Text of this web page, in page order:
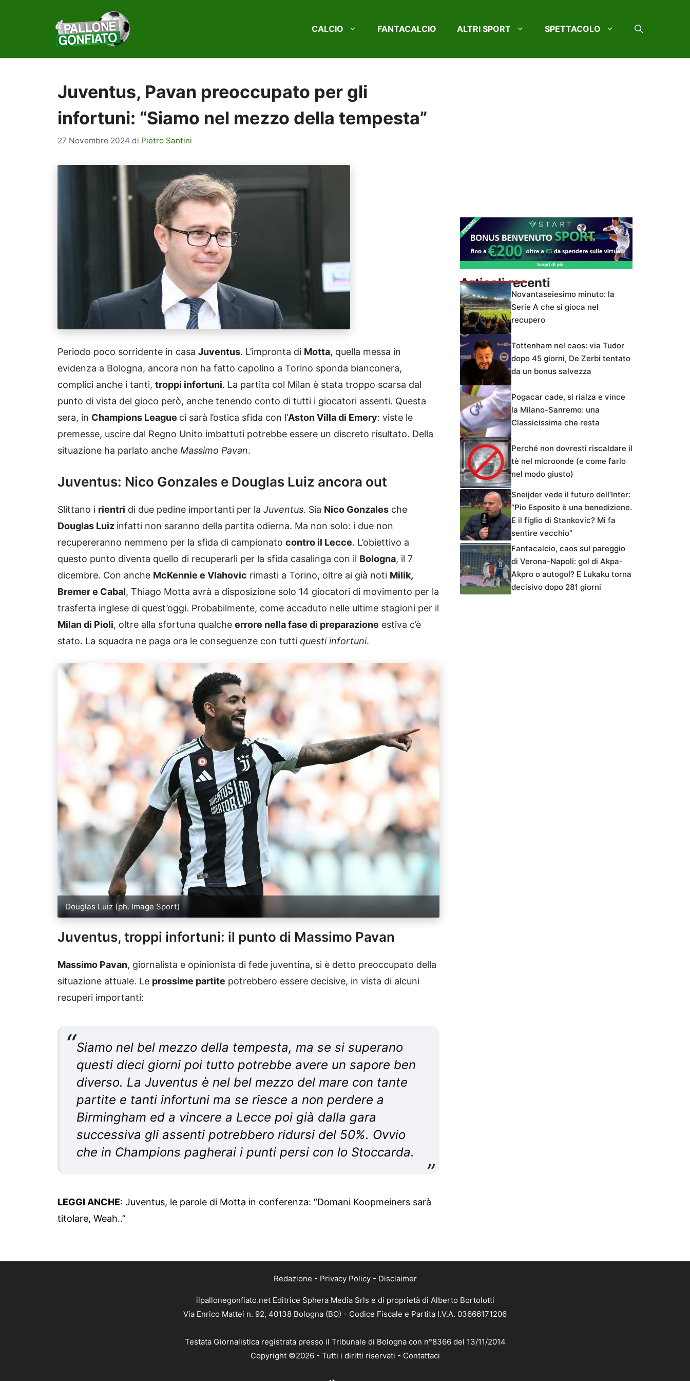
CALCIO FANTACALCIO ALTRI SPORT SPETTACOLO
Juventus, Pavan preoccupato per gli
infortuni: “Siamo nel mezzo della tempesta”
27 Novembre 2024 di Pietro Santini
Periodo poco sorridente in casa Juventus. L’impronta di Motta, quella messa in
evidenza a Bologna, ancora non ha fatto capolino a Torino sponda bianconera,
complici anche i tanti, troppi infortuni. La partita col Milan è stata troppo scarsa dal
punto di vista del gioco però, anche tenendo conto di tutti i giocatori assenti. Questa
sera, in Champions League ci sarà l’ostica sfida con l’Aston Villa di Emery: viste le
premesse, uscire dal Regno Unito imbattuti potrebbe essere un discreto risultato. Della
situazione ha parlato anche Massimo Pavan.
Juventus: Nico Gonzales e Douglas Luiz ancora out
Slittano i rientri di due pedine importanti per la Juventus. Sia Nico Gonzales che
Douglas Luiz infatti non saranno della partita odierna. Ma non solo: i due non
recupereranno nemmeno per la sfida di campionato contro il Lecce. L’obiettivo a
questo punto diventa quello di recuperarli per la sfida casalinga con il Bologna, il 7
dicembre. Con anche McKennie e Vlahovic rimasti a Torino, oltre ai già noti Milik,
Bremer e Cabal, Thiago Motta avrà a disposizione solo 14 giocatori di movimento per la
trasferta inglese di quest’oggi. Probabilmente, come accaduto nelle ultime stagioni per il
Milan di Pioli, oltre alla sfortuna qualche errore nella fase di preparazione estiva c’è
stato. La squadra ne paga ora le conseguenze con tutti questi infortuni.
Douglas Luiz (ph. Image Sport)
Juventus, troppi infortuni: il punto di Massimo Pavan
Massimo Pavan, giornalista e opinionista di fede juventina, si è detto preoccupato della
situazione attuale. Le prossime partite potrebbero essere decisive, in vista di alcuni
recuperi importanti:
Siamo nel bel mezzo della tempesta, ma se si superano
questi dieci giorni poi tutto potrebbe avere un sapore ben
diverso. La Juventus è nel bel mezzo del mare con tante
partite e tanti infortuni ma se riesce a non perdere a
Birmingham ed a vincere a Lecce poi già dalla gara
successiva gli assenti potrebbero ridursi del 50%. Ovvio
che in Champions pagherai i punti persi con lo Stoccarda.
LEGGI ANCHE: Juventus, le parole di Motta in conferenza: “Domani Koopmeiners sarà
titolare, Weah..”
Articoli recenti
Novantaseiesimo minuto: la
Serie A che si gioca nel
recupero
Tottenham nel caos: via Tudor
dopo 45 giorni, De Zerbi tentato
da un bonus salvezza
Pogacar cade, si rialza e vince
la Milano-Sanremo: una
Classicissima che resta
Perché non dovresti riscaldare il
tè nel microonde (e come farlo
nel modo giusto)
Sneijder vede il futuro dell’Inter:
“Pio Esposito è una benedizione.
E il figlio di Stankovic? Mi fa
sentire vecchio”
Fantacalcio, caos sul pareggio
di Verona-Napoli: gol di Akpa-
Akpro o autogol? E Lukaku torna
decisivo dopo 281 giorni
Redazione - Privacy Policy- Disclaimer
ilpallonegonfiato.net Editrice Sphera Media Srls e di proprietà di Alberto Bortolotti
Via Enrico Mattei n. 92, 40138 Bologna (BO) - Codice Fiscale e Partita I.V.A. 03666171206
Testata Giornalistica registrata presso il Tribunale di Bologna con n°8366 del 13/11/2014
Copyright ©2026 - Tutti i diritti riservati - Contattaci